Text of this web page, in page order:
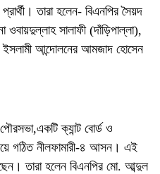
তারা হলেন- বিএনপির সৈয়দ
ওবায়দুল্লাহ সালাফী (দাঁড়িপাল্লা),
ইসলামী আন্দোলনের আমজাদ হোসেন
ক্যান্ট বোর্ড ও
গঠিত নীলফামারী-৪ আসন। এই
তারা হলেন বিএনপির মো. আব্দুল